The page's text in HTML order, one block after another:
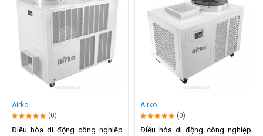
Airko
(0)
Điều hòa di động công nghiệp
Airko
(0)
Điều hòa di động công nghiệp